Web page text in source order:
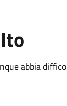
abbia